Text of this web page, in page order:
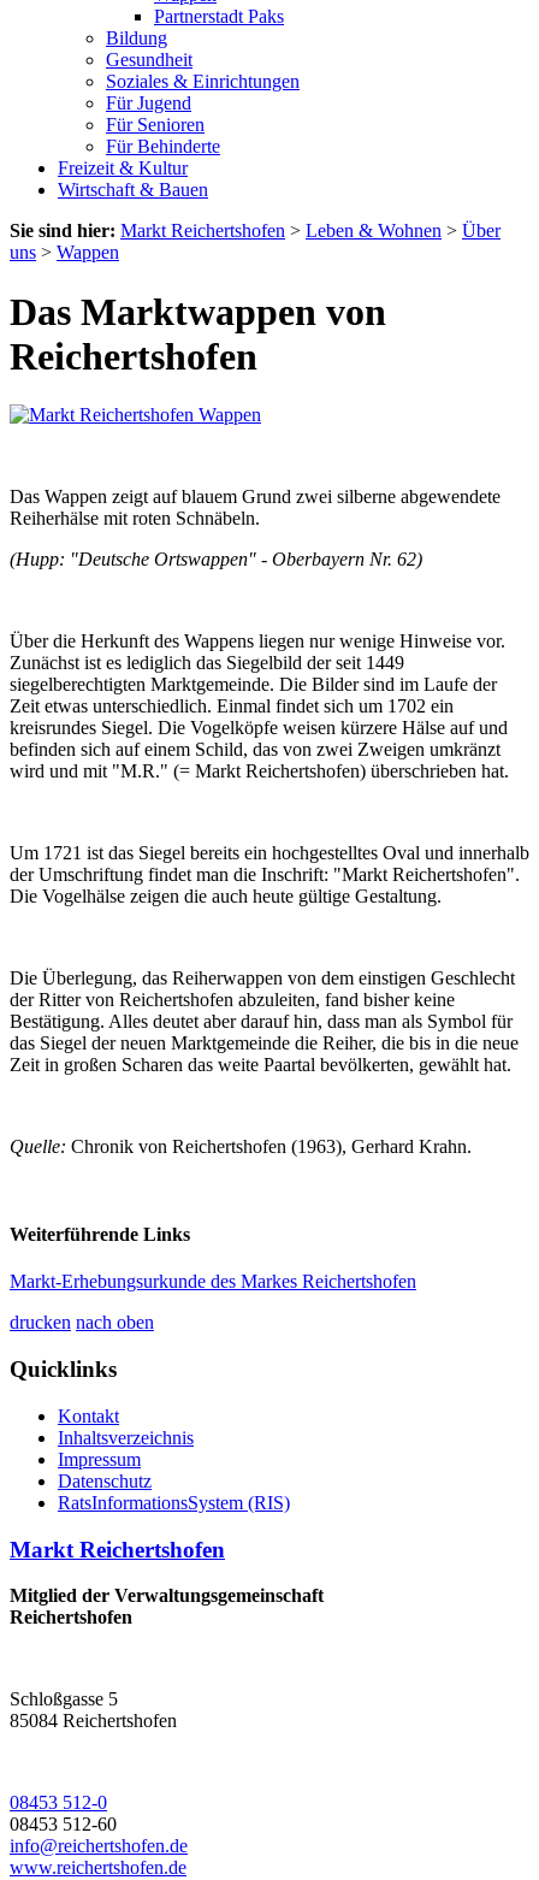
Partnerstadt Paks
Bildung
Gesundheit
Soziales & Einrichtungen
Für Jugend
Für Senioren
Für Behinderte
Freizeit & Kultur
Wirtschaft & Bauen
Sie sind hier: Markt Reichertshofen > Leben & Wohnen > Über
uns > Wappen
Das Marktwappen von
Reichertshofen
Das Wappen zeigt auf blauem Grund zwei silberne abgewendete
Reiherhälse mit roten Schnäbeln.
(Hupp: "Deutsche Ortswappen" - Oberbayern Nr. 62)
Über die Herkunft des Wappens liegen nur wenige Hinweise vor.
Zunächst ist es lediglich das Siegelbild der seit 1449
siegelberechtigten Marktgemeinde. Die Bilder sind im Laufe der
Zeit etwas unterschiedlich. Einmal findet sich um 1702 ein
kreisrundes Siegel. Die Vogelköpfe weisen kürzere Hälse auf und
befinden sich auf einem Schild, das von zwei Zweigen umkränzt
wird und mit "M.R." (= Markt Reichertshofen) überschrieben hat.
Um 1721 ist das Siegel bereits ein hochgestelltes Oval und innerhalb
der Umschriftung findet man die Inschrift: "Markt Reichertshofen".
Die Vogelhälse zeigen die auch heute gültige Gestaltung.
Die Überlegung, das Reiherwappen von dem einstigen Geschlecht
der Ritter von Reichertshofen abzuleiten, fand bisher keine
Bestätigung. Alles deutet aber darauf hin, dass man als Symbol für
das Siegel der neuen Marktgemeinde die Reiher, die bis in die neue
Zeit in großen Scharen das weite Paartal bevölkerten, gewählt hat.
Quelle: Chronik von Reichertshofen (1963), Gerhard Krahn.
Weiterführende Links
Markt-Erhebungsurkunde des Markes Reichertshofen
drucken nach oben
Quicklinks
Kontakt
Inhaltsverzeichnis
Impressum
Datenschutz
RatsInformationsSystem (RIS)
Markt Reichertshofen
Mitglied der Verwaltungsgemeinschaft
Reichertshofen
Schloßgasse 5
85084 Reichertshofen
08453 512-0
08453 512-60
info@reichertshofen.de
www.reichertshofen.de